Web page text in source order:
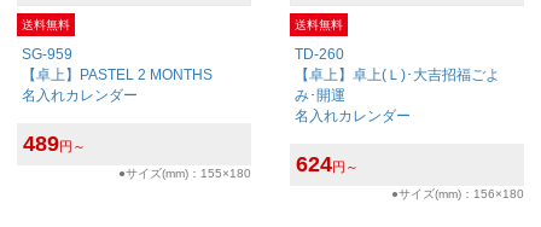
送料無料
SG-959
【卓上】PASTEL 2 MONTHS
名入れカレンダー
489円～
●サイズ(mm)：155×180
送料無料
TD-260
【卓上】卓上(Ｌ)･大吉招福ごよ
み･開運
名入れカレンダー
624円～
●サイズ(mm)：156×180